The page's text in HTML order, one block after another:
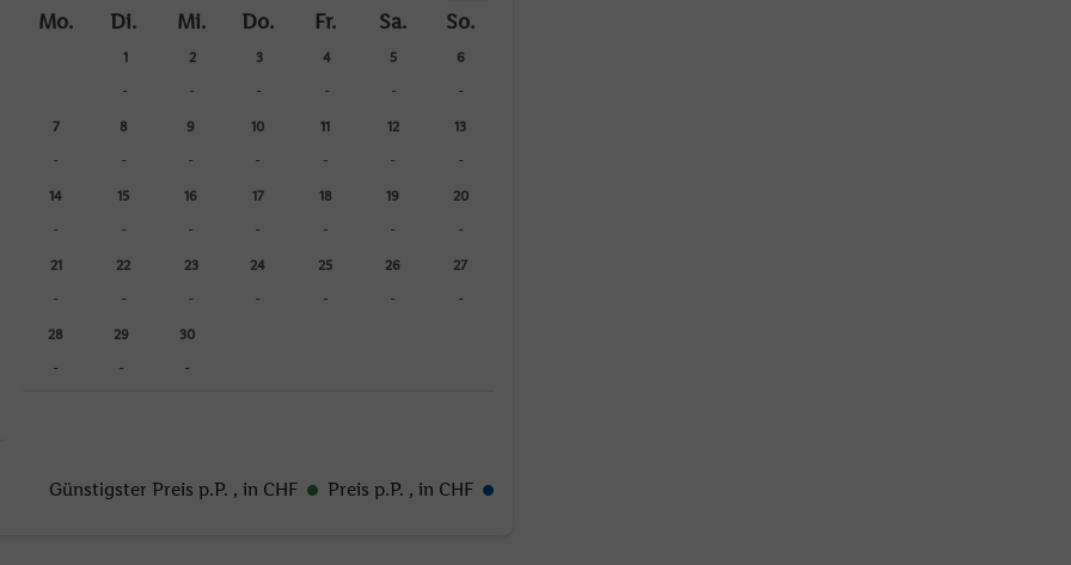
Mo. Di. Mi. Do. Fr. Sa. So.
1
-
2
-
3
-
4
-
5
-
6
-
7
-
8
-
9
-
10
-
11
-
12
-
13
-
14
-
15
-
16
-
17
-
18
-
19
-
20
-
21
-
22
-
23
-
24
-
25
-
26
-
27
-
28
-
29
-
30
-
Günstigster Preis p.P. , in CHF Preis p.P. , in CHF